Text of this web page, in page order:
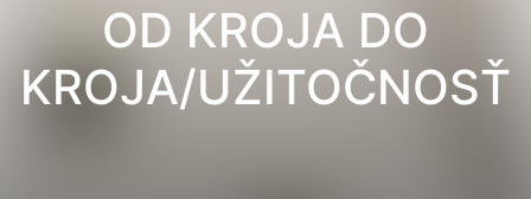
OD KROJA DO
KROJA/UŽITOČNOSŤ